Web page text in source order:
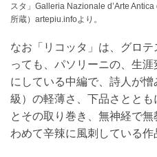
スタ」Galleria Nazionale d’Arte
所蔵）artepiu.infoより。
なお「リコッタ」は、グロ
っても、パソリーニの、生
にしている中編で、詩人が
級）の軽薄さ、下品さとと
とその取り巻き、無神経で
わめて辛辣に風刺している作